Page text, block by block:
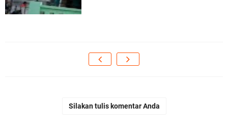
Silakan tulis komentar Anda